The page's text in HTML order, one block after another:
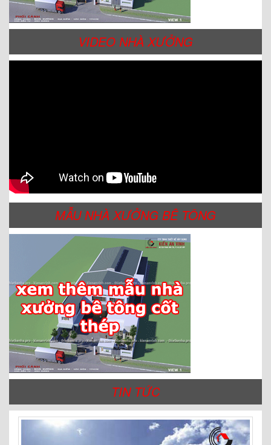
VIDEO NHÀ XƯỞNG
MẪU NHÀ XƯỞNG BÊ TÔNG
TIN TỨC